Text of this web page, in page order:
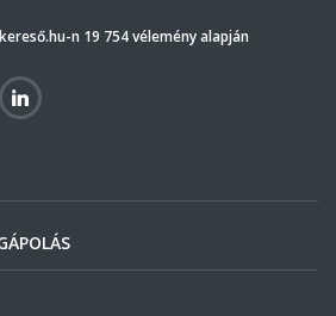
n 19 754 vélemény alapján